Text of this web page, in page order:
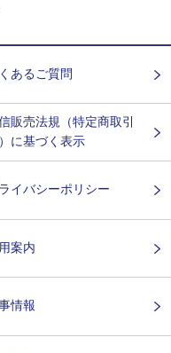
あるご質問
販売法規（特定商取引
に基づく表示
イバシーポリシー
案内
情報